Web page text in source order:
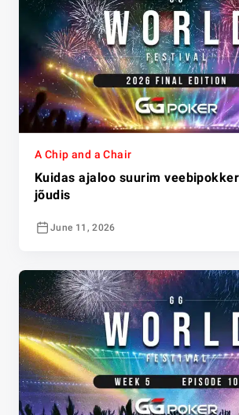
A Chip and a Chair
Kuidas ajaloo suurim
jõudis
June 11, 2026